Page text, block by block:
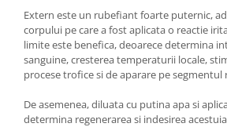
Suplimente fitness
Batoane proteice
Pentru antrenament
Mama si copilul
Produse pentru copii
Sarcina si alaptare
Ceaiuri simple
Ceaiuri medicinale compuse
Ceaiuri Maté
Cafea verde
Ulei de cocos de uz alimentar
Extern este un rubefiant foarte puternic,
corpului pe care a fost aplicata o reactie
limite este benefica, deoarece determina
sanguine, cresterea temperaturii locale,
procese trofice si de aparare pe segmentul
De asemenea, diluata cu putina apa si
determina regenerarea si indesirea